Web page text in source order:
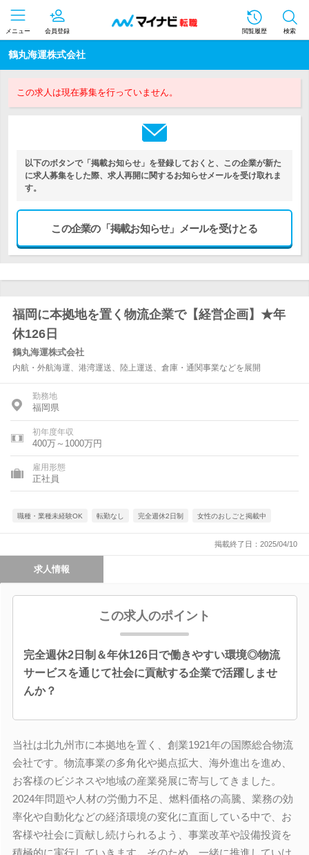
メニュー 会員登録 閲覧履歴 検索
鶴丸海運株式会社
この求人は現在募集を行っていません。
以下のボタンで「掲載お知らせ」を登録しておくと、この企業が新た
に求人募集をした際、求人再開に関するお知らせメールを受け取れま
す。
この企業の「掲載お知らせ」メールを受けとる
福岡に本拠地を置く物流企業で【経営企画】★年
休126日
鶴丸海運株式会社
内航・外航海運、港湾運送、陸上運送、倉庫・通関事業などを展開
勤務地
福岡県
初年度年収
400万～1000万円
雇用形態
正社員
職種・業種未経験OK 転勤なし 完全週休2日制 女性のおしごと掲載中
掲載終了日：2025/04/10
求人情報
この求人のポイント
完全週休2日制＆年休126日で働きやすい環境◎物流
サービスを通じて社会に貢献する企業で活躍しませ
んか？
当社は北九州市に本拠地を置く、創業1921年の国際総合物流
会社です。物流事業の多角化や拠点拡大、海外進出を進め、
お客様のビジネスや地域の産業発展に寄与してきました。
2024年問題や人材の労働力不足、燃料価格の高騰、業務の効
率化や自動化などの経済環境の変化に直面している中で、お
客様や社会に貢献し続けられるよう、事業改革や設備投資を
積極的に実行していきます。そのため、一緒に推進していけ